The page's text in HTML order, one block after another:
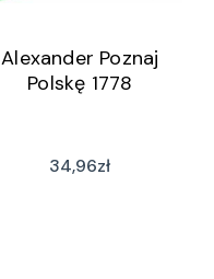
Alexander Poznaj
Polskę 1778
34,96zł